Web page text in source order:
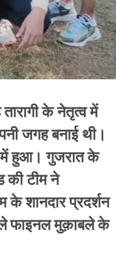
के नेतृत्व में
जगह बनाई थी।
में हुआ। गुजरात के
की टीम ने
शानदार प्रदर्शन
फाइनल मुक़ाबले के